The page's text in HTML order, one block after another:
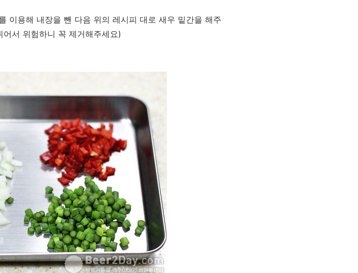
이용해 내장을 뺀 다음 위의 레시피 대로 새우 밑간을 해주
서 위험하니 꼭 제거해주세요)